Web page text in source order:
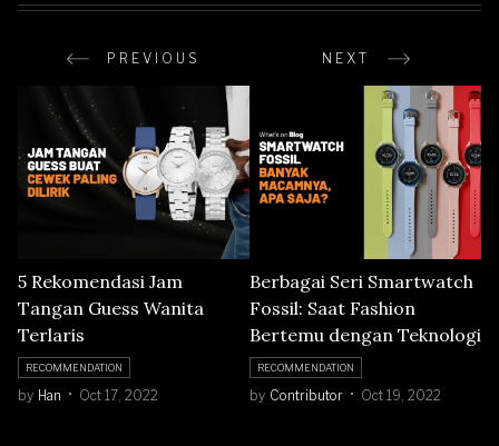
PREVIOUS NEXT
5 Rekomendasi Jam
Tangan Guess Wanita
Terlaris
RECOMMENDATION
by Han Oct 17, 2022
Berbagai Seri Smartwatch
Fossil: Saat Fashion
Bertemu dengan Teknologi
RECOMMENDATION
by Contributor Oct 19, 2022